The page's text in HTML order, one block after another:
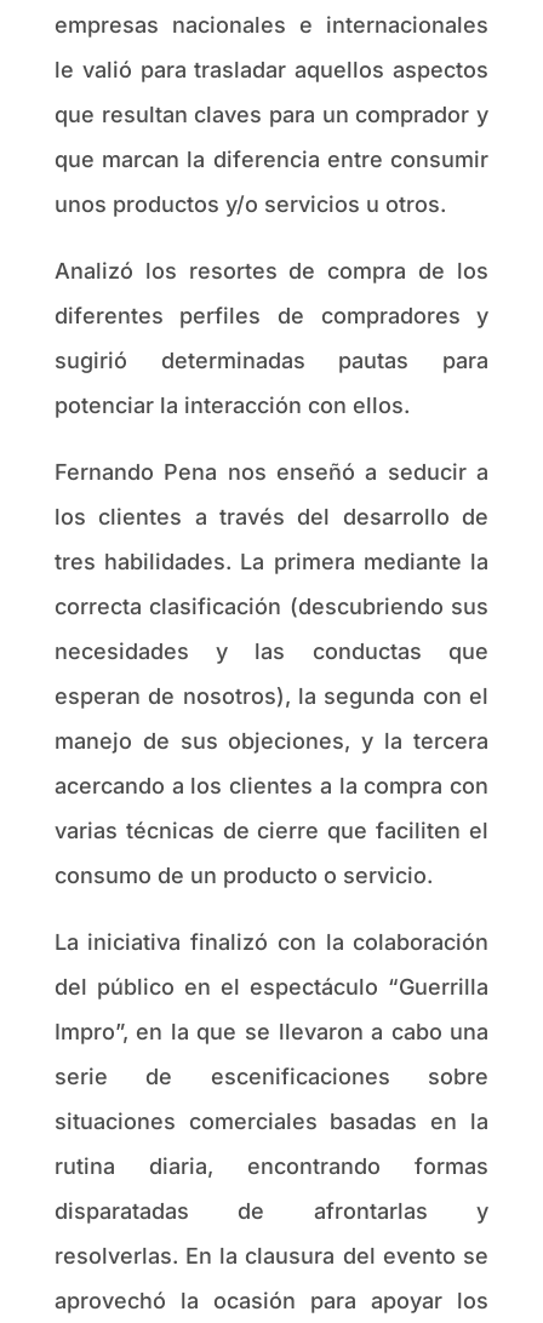
empresas nacionales e internacionales
le valió para trasladar aquellos aspectos
que resultan claves para un comprador y
que marcan la diferencia entre consumir
unos productos y/o servicios u otros.
Analizó los resortes de compra de los
diferentes perfiles de compradores y
sugirió determinadas pautas para
potenciar la interacción con ellos.
Fernando Pena nos enseñó a seducir a
los clientes a través del desarrollo de
tres habilidades. La primera mediante la
correcta clasificación (descubriendo sus
necesidades y las conductas que
esperan de nosotros), la segunda con el
manejo de sus objeciones, y la tercera
acercando a los clientes a la compra con
varias técnicas de cierre que faciliten el
consumo de un producto o servicio.
La iniciativa finalizó con la colaboración
del público en el espectáculo “Guerrilla
Impro”, en la que se llevaron a cabo una
serie de escenificaciones sobre
situaciones comerciales basadas en la
rutina diaria, encontrando formas
disparatadas de afrontarlas y
resolverlas. En la clausura del evento se
aprovechó la ocasión para apoyar los